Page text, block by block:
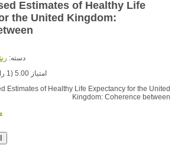
Estimates of Healthy Life
the United Kingdom:
دسته:
امتیاز 5.00 (1 رای)
Estimates of Healthy Life Expectancy for the United
Kingdom: Coherence between